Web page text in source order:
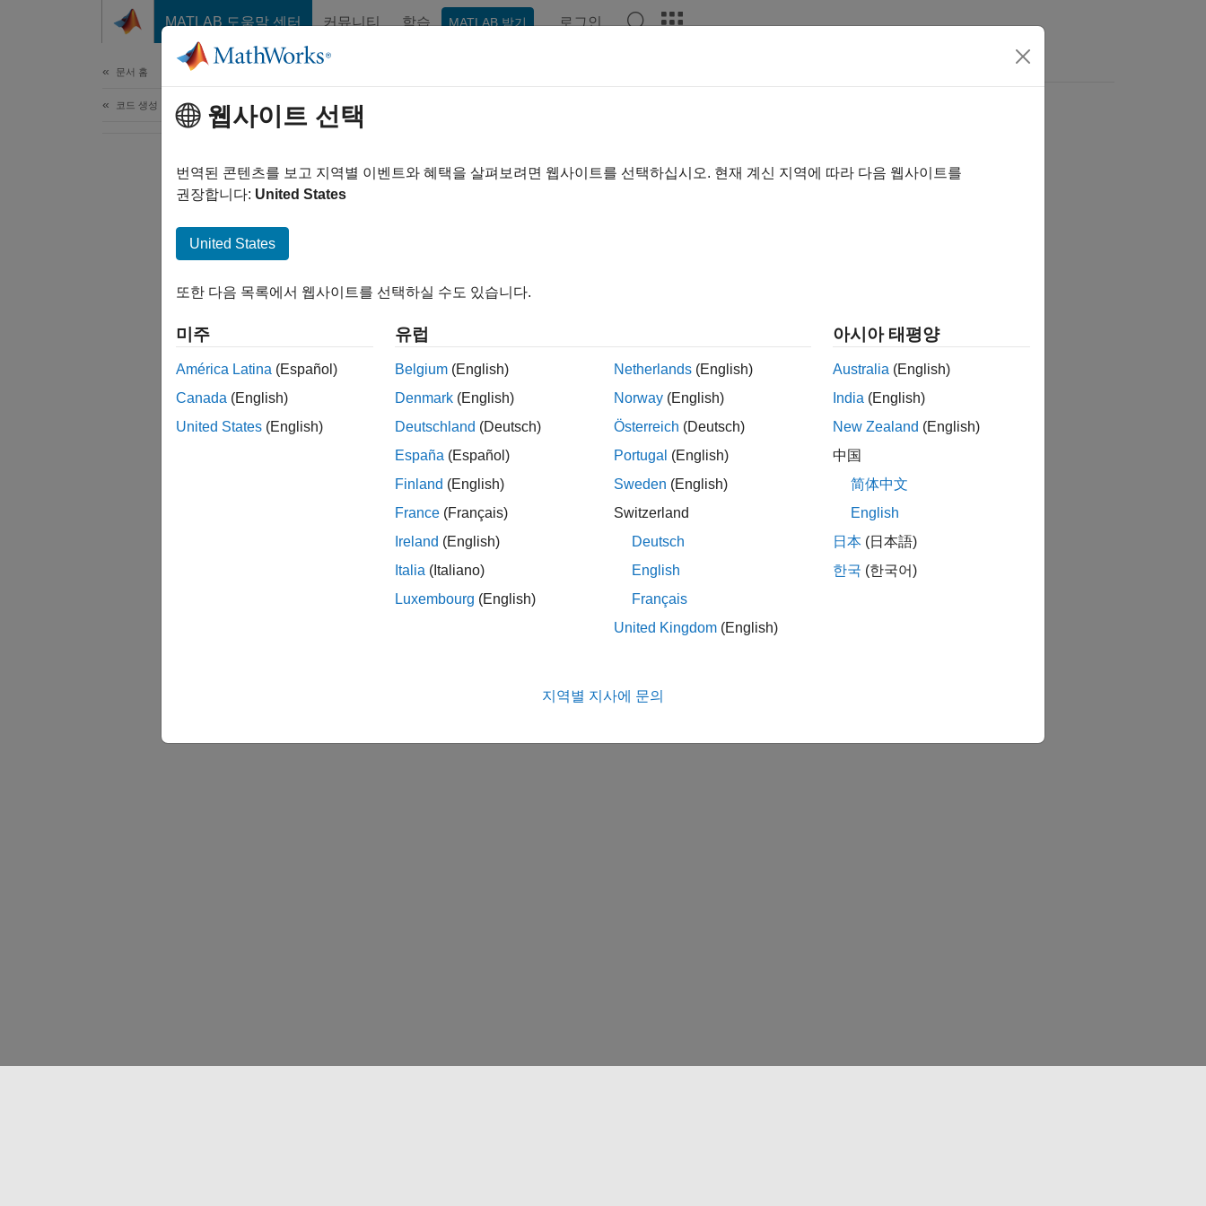
MATLAB 도움말 센터 커뮤니티 학습 MATLAB 받기 로그인
문서 홈
코드 생성 웹사이트 선택
번역된 콘텐츠를 보고 지역별 이벤트와 혜택을 살펴보려면 웹사이트를 선택하십시오. 현재 계신 지역에 따라 다음 웹사이트를
권장합니다: United States
United States
또한 다음 목록에서 웹사이트를 선택하실 수도 있습니다.
미주
América Latina (Español)
Canada (English)
United States (English)
유럽
Belgium (English)
Denmark (English)
Deutschland (Deutsch)
España (Español)
Finland (English)
France (Français)
Ireland (English)
Italia (Italiano)
Luxembourg (English)
Netherlands (English)
Norway (English)
Österreich (Deutsch)
Portugal (English)
Sweden (English)
Switzerland
Deutsch
English
Français
United Kingdom (English)
아시아 태평양
Australia (English)
India (English)
New Zealand (English)
中国
简体中文
English
日本 (日本語)
한국 (한국어)
지역별 지사에 문의